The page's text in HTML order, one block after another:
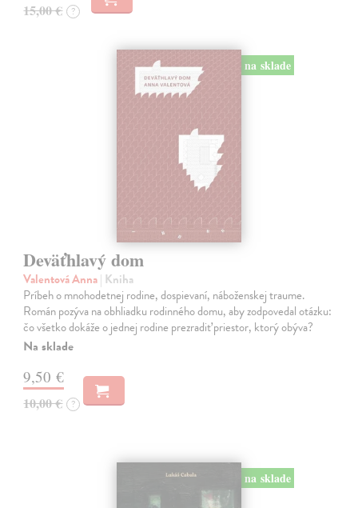
15,00 € ?
na sklade
Deväťhlavý dom
Valentová Anna| Kniha
Príbeh o mnohodetnej rodine, dospievaní, náboženskej traume.
Román pozýva na obhliadku rodinného domu, aby zodpovedal otázku:
čo všetko dokáže o jednej rodine prezradiť priestor, ktorý obýva?
Na sklade
9,50 €
10,00 € ?
na sklade